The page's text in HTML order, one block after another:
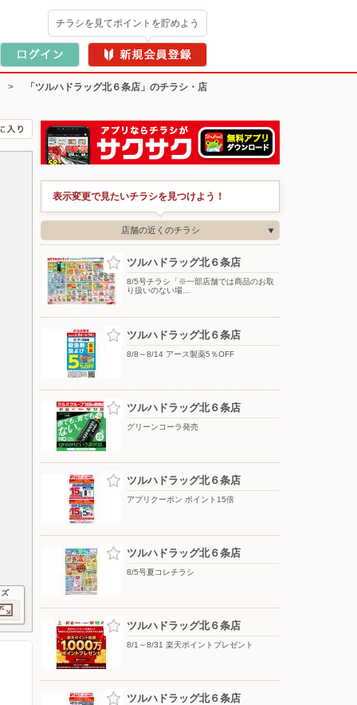
チラシを見てポイントを貯めよう
>
「ツルハドラッグ北６条店」のチラシ・店
表示変更で見たいチラシを見つけよう！
店舗の近くのチラシ
ツルハドラッグ北６条店
8/5号チラシ「※一部店舗では商品のお取
り扱いのない場…
ツルハドラッグ北６条店
8/8～8/14 アース製薬5％OFF
ツルハドラッグ北６条店
グリーンコーラ発売
ツルハドラッグ北６条店
アプリクーポン ポイント15倍
ツルハドラッグ北６条店
8/5号夏コレチラシ
ツルハドラッグ北６条店
8/1～8/31 楽天ポイントプレゼント
ツルハドラッグ北６条店